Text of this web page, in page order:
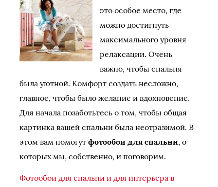
это особое место, где
можно достигнуть
максимального уровня
релаксации. Очень
важно, чтобы спальня
была уютной. Комфорт создать несложно,
главное, чтобы было желание и вдохновение.
Для начала позаботьтесь о том, чтобы общая
картинка вашей спальни была неотразимой. В
этом вам помогут фотообои для спальни, о
которых мы, собственно, и поговорим.
Фотообои для спальни и для интерьера в